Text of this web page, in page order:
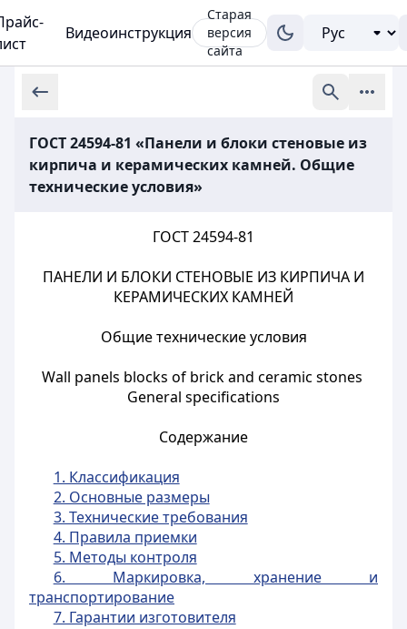
Видеоинструкция
Старая
версия
сайта
ГОСТ 24594-81 «Панели и блоки стеновые из
кирпича и керамических камней. Общие
технические условия»
ГОСТ 24594-81
ПАНЕЛИ И БЛОКИ СТЕНОВЫЕ ИЗ КИРПИЧА И
КЕРАМИЧЕСКИХ КАМНЕЙ
Общие технические условия
Wall panels blocks of brick and ceramic stones
General specifications
Содержание
1. Классификация
2. Основные размеры
3. Технические требования
4. Правила приемки
5. Методы контроля
6. Маркировка, хранение и
транспортирование
7. Гарантии изготовителя